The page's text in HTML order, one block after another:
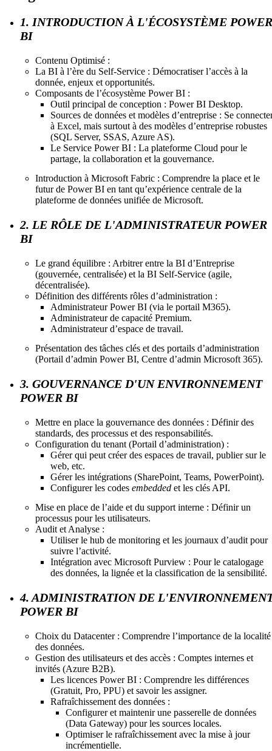
1. INTRODUCTION À L'ÉCOSYSTÈME POWER
BI
Contenu Optimisé :
La BI à l’ère du Self-Service : Démocratiser l’accès à la
donnée, enjeux et opportunités.
Composants de l’écosystème Power BI :
Outil principal de conception : Power BI Desktop.
Sources de données et modèles d’entreprise : Se
à Excel, mais surtout à des modèles d’entreprise robustes
(SQL Server, SSAS, Azure AS).
Le Service Power BI : La plateforme Cloud pour le
partage, la collaboration et la gouvernance.
Introduction à Microsoft Fabric : Comprendre la place et le
futur de Power BI en tant qu’expérience centrale de la
plateforme de données unifiée de Microsoft.
2. LE RÔLE DE L'ADMINISTRATEUR POWER
BI
Le grand équilibre : Arbitrer entre la BI d’Entreprise
(gouvernée, centralisée) et la BI Self-Service (agile,
décentralisée).
Définition des différents rôles d’administration :
Administrateur Power BI (via le portail M365).
Administrateur de capacité Premium.
Administrateur d’espace de travail.
Présentation des tâches clés et des portails d’administration
(Portail d’admin Power BI, Centre d’admin Microsoft 365).
3. GOUVERNANCE D'UN ENVIRONNEMENT
POWER BI
Mettre en place la gouvernance des données : Définir des
standards, des processus et des responsabilités.
Configuration du tenant (Portail d’administration) :
Gérer qui peut créer des espaces de travail, publier sur le
web, etc.
Gérer les intégrations (SharePoint, Teams, PowerPoint).
Configurer les codes embedded et les clés API.
Mise en place de l’aide et du support interne : Définir un
processus pour les utilisateurs.
Audit et Analyse :
Utiliser le hub de monitoring et les journaux d’audit pour
suivre l’activité.
Intégration avec Microsoft Purview : Pour le catalogage
des données, la lignée et la classification de la sensibilité.
4. ADMINISTRATION DE
POWER BI
Choix du Datacenter : Comprendre l’importance de la localité
des données.
Gestion des utilisateurs et des accès : Comptes internes et
invités (Azure B2B).
Les licences Power BI : Comprendre les différences
(Gratuit, Pro, PPU) et savoir les assigner.
Rafraîchissement des données :
Configurer et maintenir une passerelle de données
(Data Gateway) pour les sources locales.
Optimiser le rafraîchissement avec la mise à jour
incrémentielle.